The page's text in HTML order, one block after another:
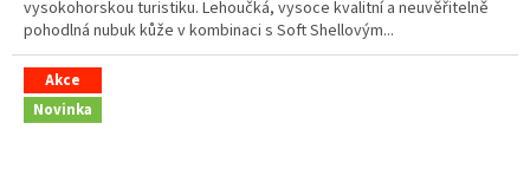
vysokohorskou turistiku. Lehoučká, vysoce kvalitní a neuvěřitelně
pohodlná nubuk kůže v kombinaci s Soft Shellovým...
Akce
Novinka